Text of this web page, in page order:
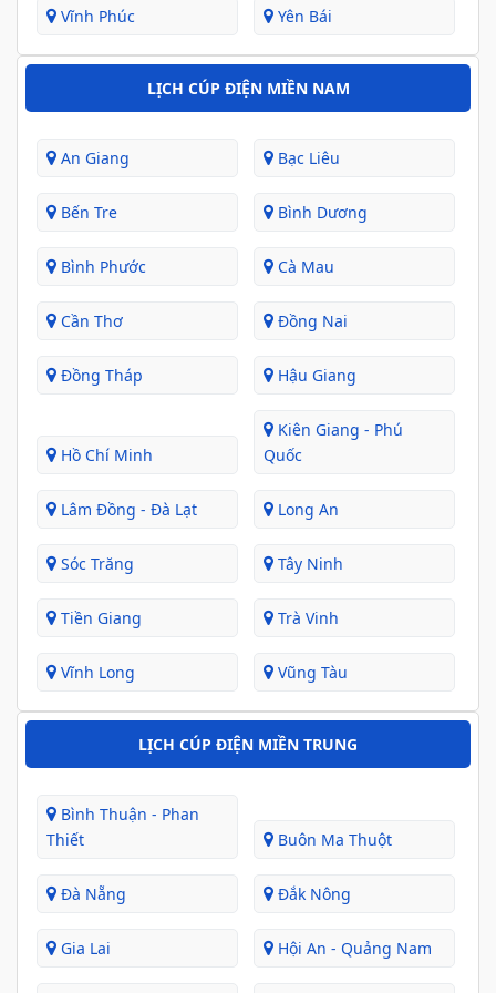
Vĩnh Phúc Yên Bái
LỊCH CÚP ĐIỆN MIỀN NAM
An Giang Bạc Liêu
Bến Tre Bình Dương
Bình Phước Cà Mau
Cần Thơ Đồng Nai
Đồng Tháp Hậu Giang
Hồ Chí Minh
Kiên Giang - Phú
Quốc
Lâm Đồng - Đà Lạt Long An
Sóc Trăng Tây Ninh
Tiền Giang Trà Vinh
Vĩnh Long Vũng Tàu
LỊCH CÚP ĐIỆN MIỀN TRUNG
Bình Thuận - Phan
Thiết
Buôn Ma Thuột
Đà Nẵng Đắk Nông
Gia Lai Hội An - Quảng Nam